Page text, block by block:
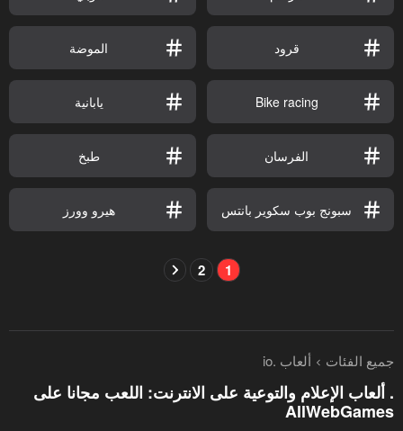
قرود الموضة
Bike racing يابانية
الفرسان طبخ
سبونج بوب سكوير بانتس هيرو وورز
1
2
جميع الفئات ألعاب .io
. ألعاب الإعلام والتوعية على الانترنت: اللعب مجانا على
AllWebGames